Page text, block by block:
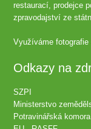
restaurací, prodejce
zpravodajství ze
Využíváme
Odkazy na
SZPI
Ministerstvo
Potravinářská komora